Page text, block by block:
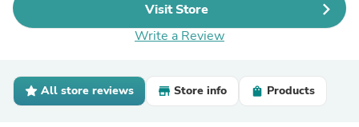
Visit Store
Write a Review
All store reviews Store info Products